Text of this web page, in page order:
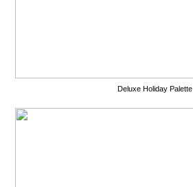
Deluxe Holiday Palette